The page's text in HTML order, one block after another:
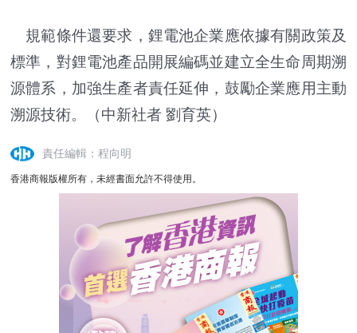
規範條件還要求，鋰電池企業應依據有關政策及
標準，對鋰電池產品開展編碼並建立全生命周期溯
源體系，加強生產者責任延伸，鼓勵企業應用主動
溯源技術。（中新社者 劉育英）
責任編輯：程向明
香港商報版權所有，未經書面允許不得使用。